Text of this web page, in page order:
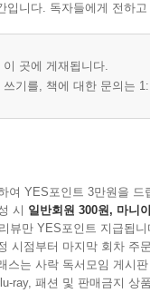
입니다. 독자들에게 전하
곳에 게재됩니다.
기를, 책에 대한 문의는
여 YES포인트 3만원을 드
시 일반회원 300원, 마니
뷰만 YES포인트 지급됩니
시점부터 마지막 회차 주
스는 사락 독서모임 게시
ray, 패션 및 판매금지 상